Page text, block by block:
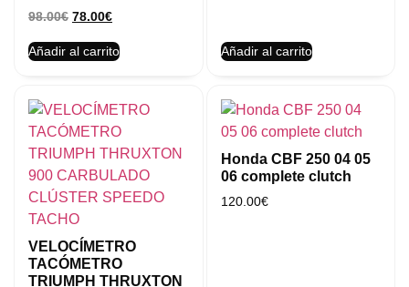
98.00€ 78.00€
Añadir al carrito Añadir al carrito
VELOCÍMETRO
TACÓMETRO
TRIUMPH THRUXTON
Honda CBF 250 04 05
06 complete clutch
120.00€